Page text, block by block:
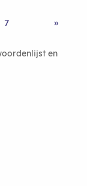
7 »
en